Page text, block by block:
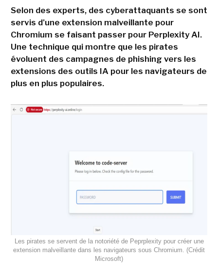
Selon des experts, des cyberattaquants se sont
servis d'une extension malveillante pour
Chromium se faisant passer pour Perplexity AI.
Une technique qui montre que les pirates
évoluent des campagnes de phishing vers les
extensions des outils IA pour les navigateurs de
plus en plus populaires.
Les pirates se servent de la notoriété de Peprplexity pour créer une
extension malveillante dans les navigateurs sous Chromium. (Crédit
Microsoft)